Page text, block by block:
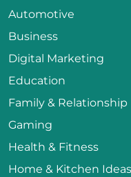
Automotive
Business
Digital Marketing
Education
Family & Relationship
Gaming
Health & Fitness
Home & Kitchen Ideas